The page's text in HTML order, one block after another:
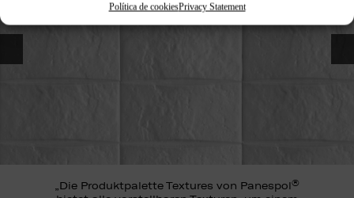
Política de cookiesPrivacy Statement
„Die Produktpalette Textures von Panespol®